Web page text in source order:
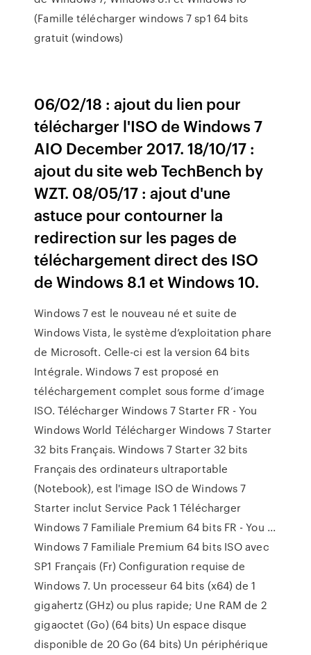
(Famille télécharger windows 7 sp1 64 bits
gratuit (windows)
06/02/18 : ajout du lien pour
télécharger l'ISO de Windows 7
AIO December 2017. 18/10/17 :
ajout du site web TechBench by
WZT. 08/05/17 : ajout d'une
astuce pour contourner la
redirection sur les pages de
téléchargement direct des ISO
de Windows 8.1 et Windows 10.
Windows 7 est le nouveau né et suite de
Windows Vista, le système d’exploitation phare
de Microsoft. Celle-ci est la version 64 bits
Intégrale. Windows 7 est proposé en
téléchargement complet sous forme d’image
ISO. Télécharger Windows 7 Starter FR - You
Windows World Télécharger Windows 7 Starter
32 bits Français. Windows 7 Starter 32 bits
Français des ordinateurs ultraportable
(Notebook), est l'image ISO de Windows 7
Starter inclut Service Pack 1 Télécharger
Windows 7 Familiale Premium 64 bits FR - You ...
Windows 7 Familiale Premium 64 bits ISO avec
SP1 Français (Fr) Configuration requise de
Windows 7. Un processeur 64 bits (x64) de 1
gigahertz (GHz) ou plus rapide; Une RAM de 2
gigaoctet (Go) (64 bits) Un espace disque
disponible de 20 Go (64 bits) Un périphérique